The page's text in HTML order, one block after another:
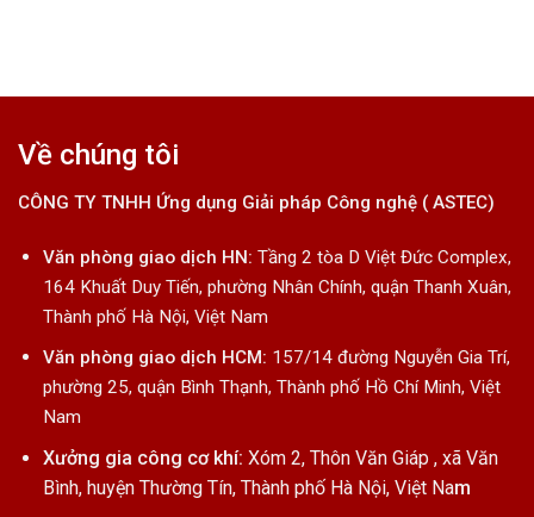
Về chúng tôi
CÔNG TY TNHH Ứng dụng Giải pháp Công nghệ ( ASTEC)
Văn phòng giao dịch HN: Tầng 2 tòa D Việt Đức Complex,
164 Khuất Duy Tiến, phường Nhân Chính, quận Thanh Xuân,
Thành phố Hà Nội, Việt Nam
Văn phòng giao dịch HCM: 157/14 đường Nguyễn Gia Trí,
phường 25, quận Bình Thạnh, Thành phố Hồ Chí Minh, Việt
Nam
Xưởng gia công cơ khí: Xóm 2, Thôn Văn Giáp , xã Văn
Bình, huyện Thường Tín, Thành phố Hà Nội, Việt Nam